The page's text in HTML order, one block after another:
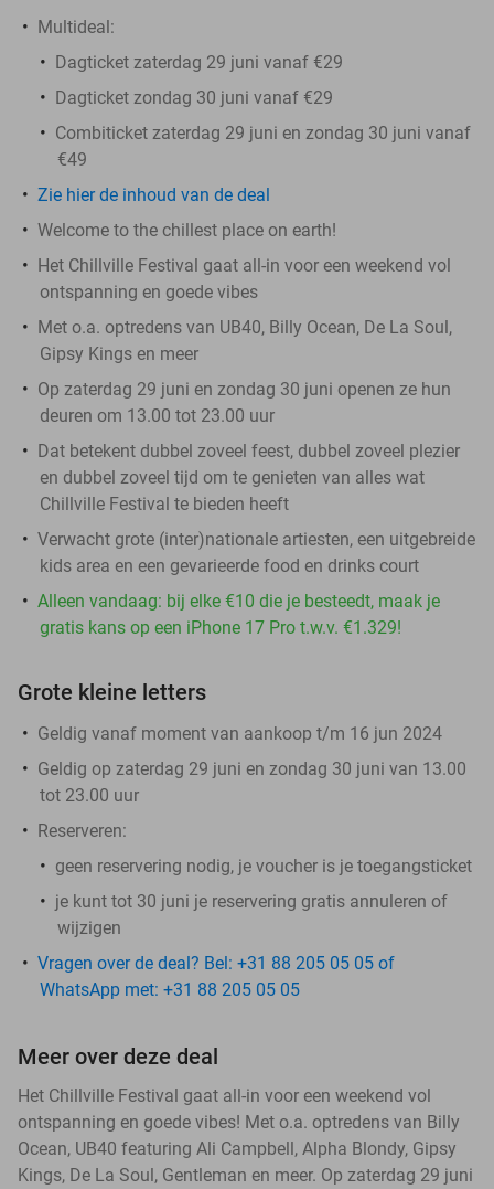
Multideal:
Dagticket zaterdag 29 juni vanaf €29
Dagticket zondag 30 juni vanaf €29
Combiticket zaterdag 29 juni en zondag 30 juni vanaf
€49
Zie hierde inhoud van de deal
Welcome to the chillest place on earth!
Het Chillville Festival gaat all-in voor een weekend vol
ontspanning en goede vibes
Met o.a. optredens van UB40, Billy Ocean, De La Soul,
Gipsy Kings en meer
Op zaterdag 29 juni en zondag 30 juni openen ze hun
deuren om 13.00 tot 23.00 uur
Dat betekent dubbel zoveel feest, dubbel zoveel plezier
en dubbel zoveel tijd om te genieten van alles wat
Chillville Festival te bieden heeft
Verwacht grote (inter)nationale artiesten, een uitgebreide
kids area en een gevarieerde food en drinks court
Alleen vandaag: bij elke €10 die je besteedt, maak je
gratis kans op een iPhone 17 Pro t.w.v. €1.329!
Grote kleine letters
Geldig vanaf moment van aankoop t/m 16 jun 2024
Geldig op zaterdag 29 juni en zondag 30 juni van 13.00
tot 23.00 uur
Reserveren:
geen reservering nodig, je voucher is je toegangsticket
je kunt tot 30 juni je reservering gratis annuleren of
wijzigen
Vragen over de deal? Bel: +31 88 205 05 05 of
WhatsApp met: +31 88 205 05 05
Meer over deze deal
Het Chillville Festival gaat all-in voor een weekend vol
ontspanning en goede vibes! Met o.a. optredens van Billy
Ocean, UB40 featuring Ali Campbell, Alpha Blondy, Gipsy
Kings, De La Soul, Gentleman en meer. Op zaterdag 29 juni